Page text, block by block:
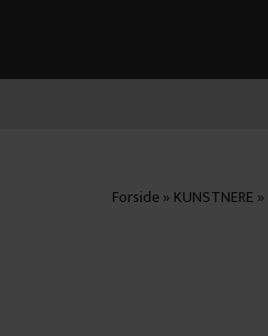
Forside» KUNSTNERE »